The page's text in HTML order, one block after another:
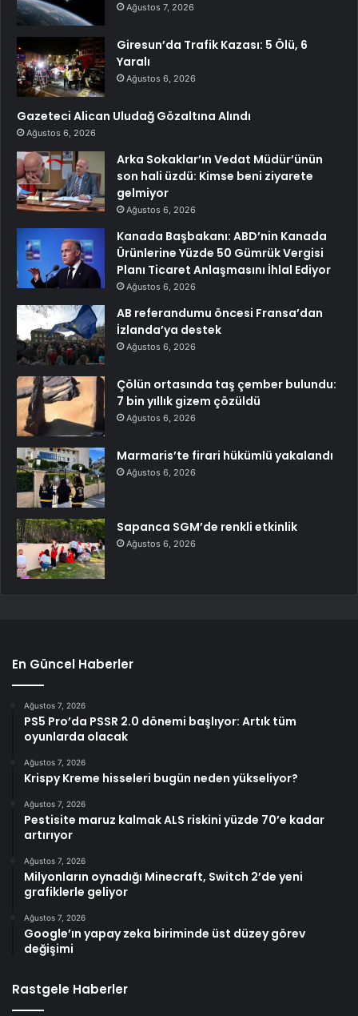
Ağustos 7, 2026
Giresun’da Trafik Kazası: 5 Ölü, 6
Yaralı
Ağustos 6, 2026
Gazeteci Alican Uludağ Gözaltına Alındı
Ağustos 6, 2026
Arka Sokaklar’ın Vedat Müdür’ünün
son hali üzdü: Kimse beni ziyarete
gelmiyor
Ağustos 6, 2026
Kanada Başbakanı: ABD’nin Kanada
Ürünlerine Yüzde 50 Gümrük Vergisi
Planı Ticaret Anlaşmasını İhlal Ediyor
Ağustos 6, 2026
AB referandumu öncesi Fransa’dan
İzlanda’ya destek
Ağustos 6, 2026
Çölün ortasında taş çember bulundu:
7 bin yıllık gizem çözüldü
Ağustos 6, 2026
Marmaris’te firari hükümlü yakalandı
Ağustos 6, 2026
Sapanca SGM’de renkli etkinlik
Ağustos 6, 2026
En Güncel Haberler
Ağustos 7, 2026
PS5 Pro’da PSSR 2.0 dönemi başlıyor: Artık tüm
oyunlarda olacak
Ağustos 7, 2026
Krispy Kreme hisseleri bugün neden yükseliyor?
Ağustos 7, 2026
Pestisite maruz kalmak ALS riskini yüzde 70’e kadar
artırıyor
Ağustos 7, 2026
Milyonların oynadığı Minecraft, Switch 2’de yeni
grafiklerle geliyor
Ağustos 7, 2026
Google’ın yapay zeka biriminde üst düzey görev
değişimi
Rastgele Haberler